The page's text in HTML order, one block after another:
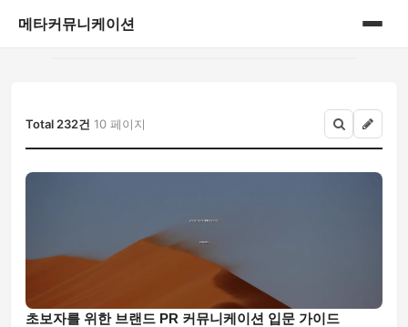
메타커뮤니케이션
게시판
Total 232건 10 페이지
초보자를 위한 브랜드 PR 커뮤니케이션 입문 가이드